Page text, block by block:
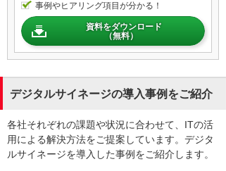
事例やヒアリング項目が分かる！
資料をダウンロード
（無料）
デジタルサイネージの導入事例をご紹介
各社それぞれの課題や状況に合わせて、ITの活
用による解決方法をご提案しています。デジタ
ルサイネージを導入した事例をご紹介します。